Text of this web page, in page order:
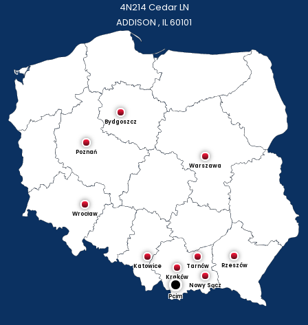
4N214 Cedar LN
ADDISON , IL 60101
Kraków
Pcim
Katowice
Poznań
Warszawa
Tarnów
Bydgoszcz
Nowy Sącz
Wrocław
Rzeszów